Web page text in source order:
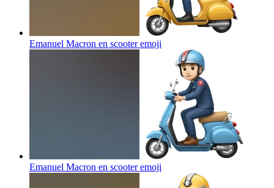
Emanuel Macron en scooteremoji
Emanuel Macron en scooteremoji